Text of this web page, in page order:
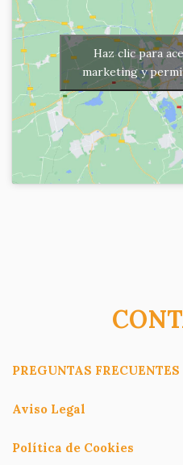
Haz clic para
marketing y
PREGUNTAS FRECUENTES
Aviso Legal
Política de Cookies